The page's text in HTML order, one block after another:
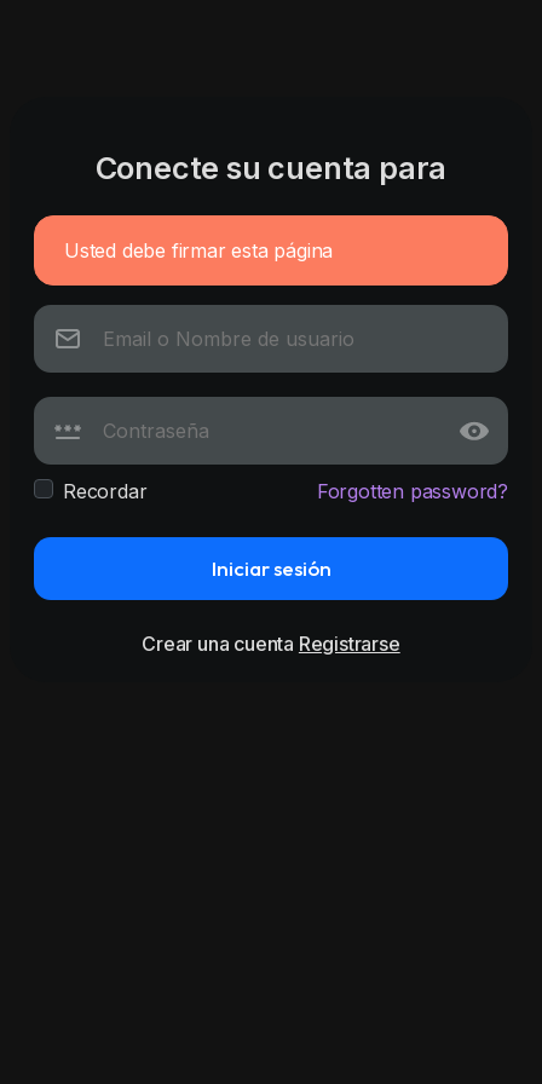
Conecte su cuenta para
Usted debe firmar esta página
Recordar Forgotten password?
Iniciar sesión
Crear una cuenta Registrarse